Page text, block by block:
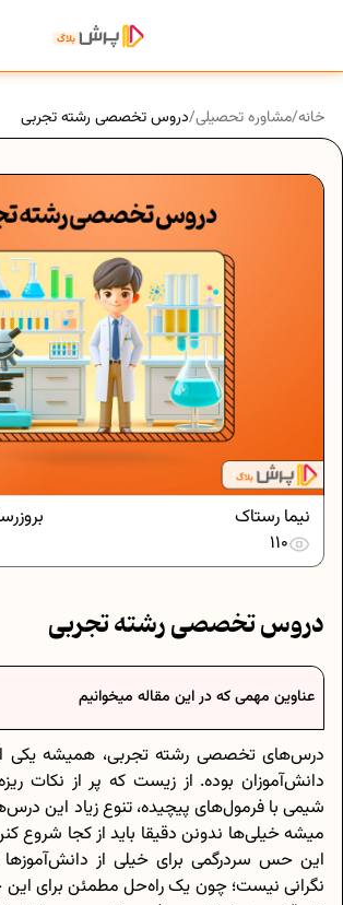
خانه/مشاوره تحصیلی/دروس تخصصی رشته تجربی
نیما رستاک
110
دروس تخصصی رشته تجربی
عناوین مهمی که در این مقاله میخوانیم
درس‌های تخصصی رشته تجربی، همیشه یکی
دانش‌آموزان بوده. از زیست که پر از نکات
شیمی با فرمول‌های پیچیده، تنوع زیاد این
میشه خیلی‌ها ندونن دقیقا باید از کجا شروع
این حس سردرگمی برای خیلی از
نگرانی نیست؛ چون یک راه‌حل مطمئن برای